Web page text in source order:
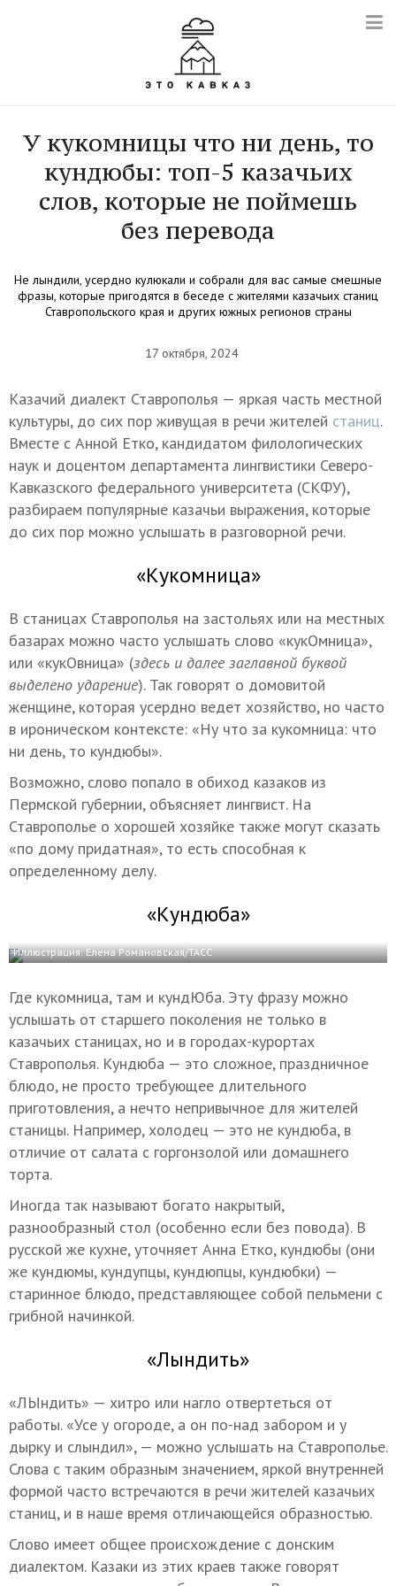
У кукомницы что ни день, то
кундюбы: топ-5 казачьих
слов, которые не поймешь
без перевода
Не лындили, усердно кулюкали и собрали для вас самые смешные
фразы, которые пригодятся в беседе с жителями казачьих станиц
Ставропольского края и других южных регионов страны
17 октября, 2024
Казачий диалект Ставрополья — яркая часть местной
культуры, до сих пор живущая в речи жителей станиц.
Вместе с Анной Етко, кандидатом филологических
наук и доцентом департамента лингвистики Северо-
Кавказского федерального университета (СКФУ),
разбираем популярные казачьи выражения, которые
до сих пор можно услышать в разговорной речи.
«Кукомница»
В станицах Ставрополья на застольях или на местных
базарах можно часто услышать слово «кукОмница»,
или «кукОвница» (здесь и далее заглавной буквой
выделено ударение). Так говорят о домовитой
женщине, которая усердно ведет хозяйство, но часто
в ироническом контексте: «Ну что за кукомница: что
ни день, то кундюбы».
Возможно, слово попало в обиход казаков из
Пермской губернии, объясняет лингвист. На
Ставрополье о хорошей хозяйке также могут сказать
«по дому придатная», то есть способная к
определенному делу.
«Кундюба»
Иллюстрация: Елена Романовская/ТАСС
Где кукомница, там и кундЮба. Эту фразу можно
услышать от старшего поколения не только в
казачьих станицах, но и в городах-курортах
Ставрополья. Кундюба — это сложное, праздничное
блюдо, не просто требующее длительного
приготовления, а нечто непривычное для жителей
станицы. Например, холодец — это не кундюба, в
отличие от салата с горгонзолой или домашнего
торта.
Иногда так называют богато накрытый,
разнообразный стол (особенно если без повода). В
русской же кухне, уточняет Анна Етко, кундюбы (они
же кундюмы, кундупцы, кундюпцы, кундюбки) —
старинное блюдо, представляющее собой пельмени с
грибной начинкой.
«Лындить»
«ЛЫндить» — хитро или нагло отвертеться от
работы. «Усе у огороде, а он по-над забором и у
дырку и слындил», — можно услышать на Ставрополье.
Слова с таким образным значением, яркой внутренней
формой часто встречаются в речи жителей казачьих
станиц, и в наше время отличающейся образностью.
Слово имеет общее происхождение с донским
диалектом. Казаки из этих краев также говорят